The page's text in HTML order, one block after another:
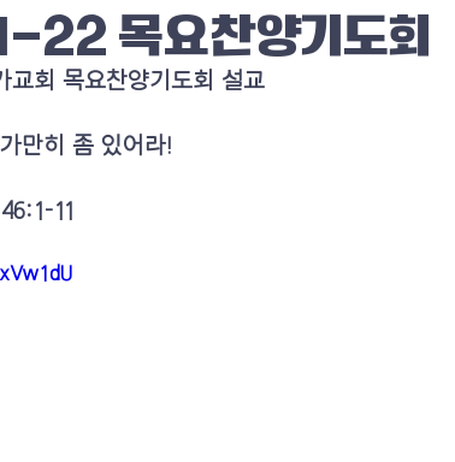
목요찬양기도회
교회 목요찬양기도회 설교
만히 좀 있어라!
11